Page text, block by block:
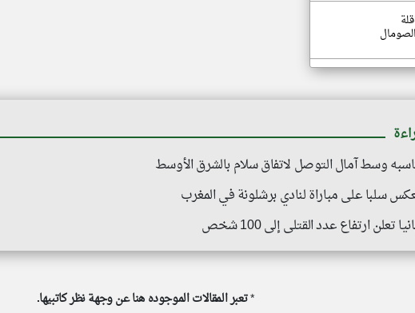
وسط آمال التوصل لاتفاق سلام بالشرق الأوسط
سلبا على مباراة لنادي برشلونة في المغرب
تعلن ارتفاع عدد القتلى إلى 100 شخص
*تعبر المقالات الموجوده هنا عن وجهة نظر كاتبيها.